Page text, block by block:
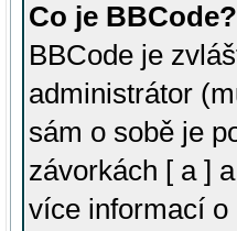
Co je BBCode?
BBCode je
administrátor
sám o sobě je
závorkách [ a ]
více informací o